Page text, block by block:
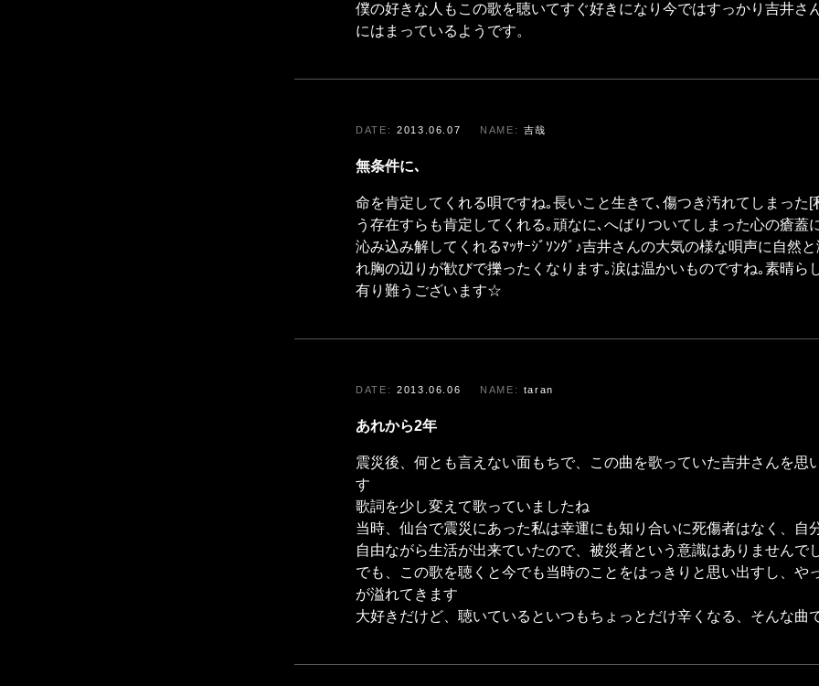
僕の好きな人もこの歌を聴いてすぐ好きになり今ではすっかり吉井さ
にはまっているようです。
2013.06.07 吉哉
無条件に､
命を肯定してくれる唄ですね｡長いこと生きて､傷つき汚れてしまった[
う存在すらも肯定してくれる｡頑なに､へばりついてしまった心の瘡蓋
沁み込み解してくれるﾏｯｻｰｼﾞｿﾝｸﾞ♪吉井さんの大気の様な唄声に自然
れ胸の辺りが歓びで擽ったくなります｡涙は温かいものですね｡素晴ら
有り難うございます☆
2013.06.06 taran
あれから2年
震災後、何とも言えない面もちで、この曲を歌っていた吉井さんを思
す
歌詞を少し変えて歌っていましたね
当時、仙台で震災にあった私は幸運にも知り合いに死傷者はなく、自
自由ながら生活が出来ていたので、被災者という意識はありませんで
でも、この歌を聴くと今でも当時のことをはっきりと思い出すし、や
が溢れてきます
大好きだけど、聴いているといつもちょっとだけ辛くなる、そんな曲